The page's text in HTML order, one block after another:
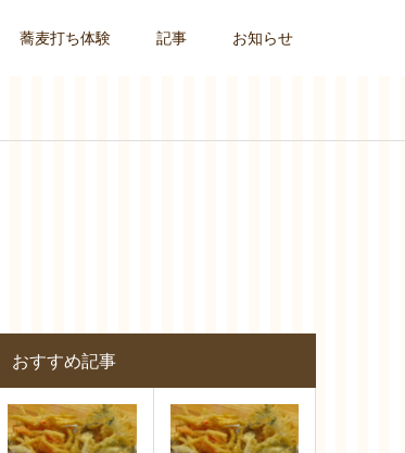
蕎麦打ち体験 記事 お知らせ
おすすめ記事